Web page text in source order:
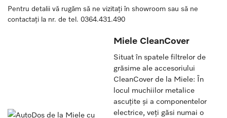
Pentru detalii vă rugăm să ne vizitați în showroom sau să ne
contactați la nr. de tel. 0364.431.490
Miele CleanCover
Situat în spatele filtrelor de
grăsime ale accesoriului
CleanCover de la Miele: În
locul muchiilor metalice
ascuțite și a componentelor
electrice, veți găsi numai o